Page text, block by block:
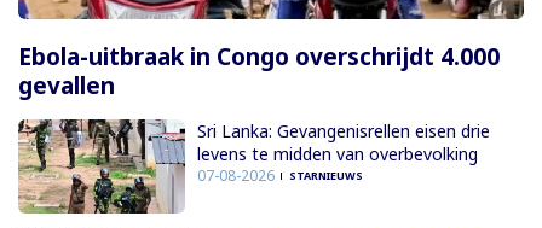
Ebola-uitbraak in Congo overschrijdt 4.000
gevallen
Sri Lanka: Gevangenisrellen eisen drie
levens te midden van overbevolking
07-08-2026 STARNIEUWS